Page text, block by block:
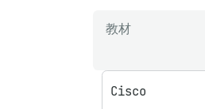
教材
Cisco